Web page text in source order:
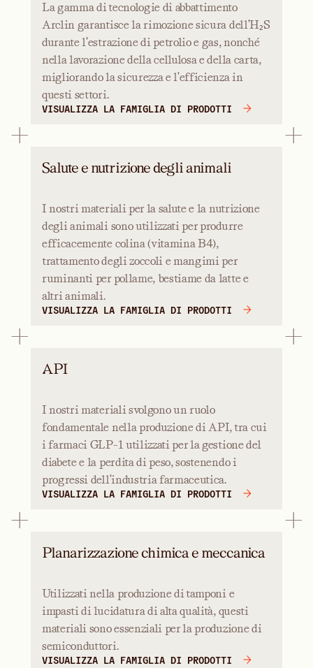
La gamma di tecnologie di abbattimento
Arclin garantisce la rimozione sicura dell'H₂S
durante l'estrazione di petrolio e gas, nonché
nella lavorazione della cellulosa e della carta,
migliorando la sicurezza e l'efficienza in
questi settori.
VISUALIZZA LA FAMIGLIA DI PRODOTTI
Salute e nutrizione degli animali
I nostri materiali per la salute e la nutrizione
degli animali sono utilizzati per produrre
efficacemente colina (vitamina B4),
trattamento degli zoccoli e mangimi per
ruminanti per pollame, bestiame da latte e
altri animali.
VISUALIZZA LA FAMIGLIA DI PRODOTTI
API
I nostri materiali svolgono un ruolo
fondamentale nella produzione di API, tra cui
i farmaci GLP-1 utilizzati per la gestione del
diabete e la perdita di peso, sostenendo i
progressi dell'industria farmaceutica.
VISUALIZZA LA FAMIGLIA DI PRODOTTI
Planarizzazione chimica e meccanica
Utilizzati nella produzione di tamponi e
impasti di lucidatura di alta qualità, questi
materiali sono essenziali per la produzione di
semiconduttori.
VISUALIZZA LA FAMIGLIA DI PRODOTTI